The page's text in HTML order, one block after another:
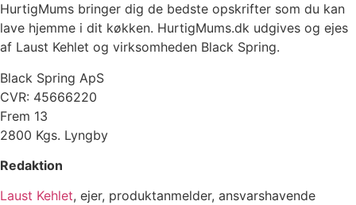
HurtigMums bringer dig de bedste opskrifter som du kan
lave hjemme i dit køkken. HurtigMums.dk udgives og ejes
af Laust Kehlet og virksomheden Black Spring.
Black Spring ApS
CVR: 45666220
Frem 13
2800 Kgs. Lyngby
Redaktion
Laust Kehlet, ejer, produktanmelder, ansvarshavende